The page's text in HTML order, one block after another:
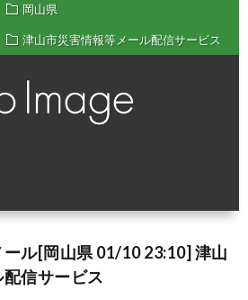
岡山県
津山市災害情報等メール配信サービス
ル[岡山県 01/10 23:10] 津山
信サービス